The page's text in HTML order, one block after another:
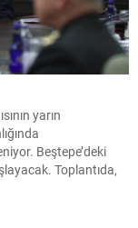
yarın
Beştepe’deki
Toplantıda,
ele
ardından